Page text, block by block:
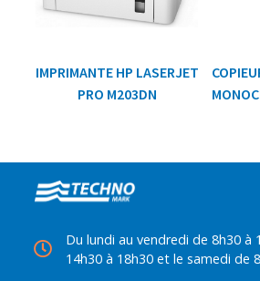
IMPRIMANTE HP LASERJET
PRO M203DN
Du lundi au vendredi de 8h30 à
14h30 à 18h30 et le samedi de